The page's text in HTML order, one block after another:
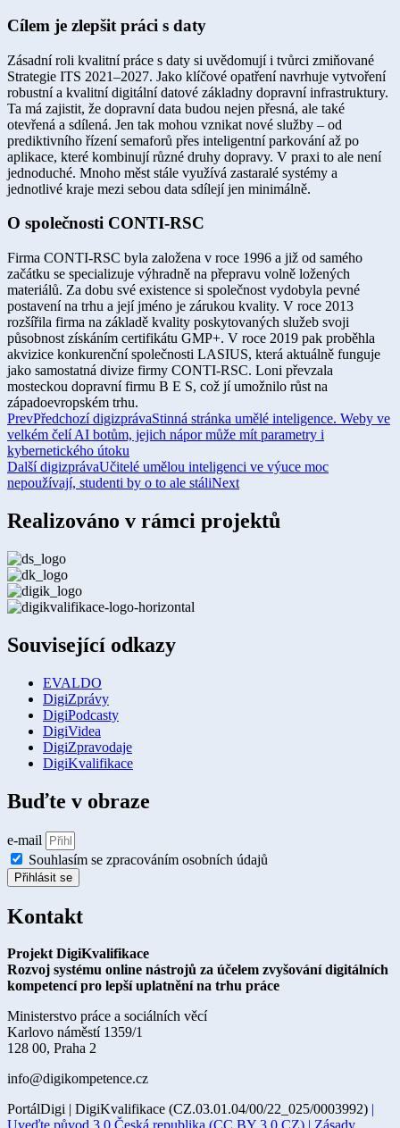
Cílem je zlepšit práci s daty
Zásadní roli kvalitní práce s daty si uvědomují i tvůrci zmiňované
Strategie ITS 2021–2027. Jako klíčové opatření navrhuje vytvoření
robustní a kvalitní digitální datové základny dopravní infrastruktury.
Ta má zajistit, že dopravní data budou nejen přesná, ale také
otevřená a sdílená. Jen tak mohou vznikat nové služby – od
prediktivního řízení semaforů přes inteligentní parkování až po
aplikace, které kombinují různé druhy dopravy. V praxi to ale není
jednoduché. Mnoho měst stále využívá zastaralé systémy a
jednotlivé kraje mezi sebou data sdílejí jen minimálně.
O společnosti CONTI-RSC
Firma CONTI-RSC byla založena v roce 1996 a již od samého
začátku se specializuje výhradně na přepravu volně ložených
materiálů. Za dobu své existence si společnost vydobyla pevné
postavení na trhu a její jméno je zárukou kvality. V roce 2013
rozšířila firma na základě kvality poskytovaných služeb svoji
působnost získáním certifikátu GMP+. V roce 2019 pak proběhla
akvizice konkurenční společnosti LASIUS, která aktuálně funguje
jako samostatná divize firmy CONTI-RSC. Loni převzala
mosteckou dopravní firmu B E S, což jí umožnilo růst na
západoevropském trhu.
PrevPředchozí digizprávaStinná stránka umělé inteligence. Weby ve
velkém čelí AI botům, jejich nápor může mít parametry i
kybernetického útoku
Další digizprávaUčitelé umělou inteligenci ve výuce moc
nepoužívají, studenti by o to ale stáliNext
Realizováno v rámci projektů
Související odkazy
EVALDO
DigiZprávy
DigiPodcasty
DigiVidea
DigiZpravodaje
DigiKvalifikace
Buďte v obraze
e-mail
Souhlasím se zpracováním osobních údajů
Přihlásit se
Kontakt
Projekt DigiKvalifikace
Rozvoj systému online nástrojů za účelem zvyšování digitálních
kompetencí pro lepší uplatnění na trhu práce
Ministerstvo práce a sociálních věcí
Karlovo náměstí 1359/1
128 00, Praha 2
info@digikompetence.cz
PortálDigi | DigiKvalifikace (CZ.03.01.04/00/22_025/0003992) |